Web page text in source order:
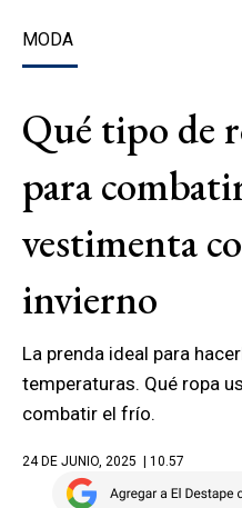
MODA
Qué tipo de
para
vestimenta
invierno
La prenda ideal para
temperaturas. Qué ropa
combatir el frío.
24 DE JUNIO, 2025 | 10.57